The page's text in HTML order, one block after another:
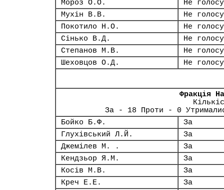
Мороз О.О.
Не
Мухін В.В.
Не
Покотило Н.О.
Не
Сінько В.Д.
Не
Степанов М.В.
Не
Шеховцов О.Д.
Не
Фракція
За - 18 Проти - 0
Бойко Б.Ф.
За
Глухівський Л.Й.
За
Джемілев М. .
За
Кендзьор Я.М.
За
Косів М.В.
За
Креч Е.Е.
За